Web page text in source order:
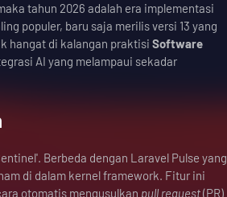
tahun 2026 adalah era implementasi
populer, baru saja merilis versi 13 yang
hangat di kalangan praktisi Software
AI yang melampaui sekadar
Berbeda dengan Laravel Pulse yang
di dalam kernel framework. Fitur ini
otomatis mengusulkan pull request(PR)